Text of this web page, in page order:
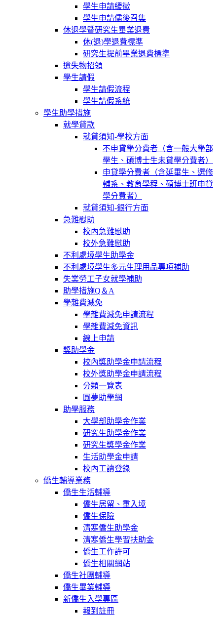
學生申請緩徵
學生申請儘後召集
休退學暨研究生畢業退費
休(退)學退費標準
研究生提前畢業退費標準
遺失物招領
學生請假
學生請假流程
學生請假系統
學生助學措施
就學貸款
就貸須知-學校方面
不申貸學分費者（含一般大學部
學生、碩博士生未貸學分費者）
申貸學分費者（含延畢生、選修
輔系、教育學程、碩博士班申貸
學分費者）
就貸須知-銀行方面
急難慰助
校內急難慰助
校外急難慰助
不利處境學生助學金
不利處境學生多元生理用品專項補助
失業勞工子女就學補助
助學措施Q＆A
學雜費減免
學雜費減免申請流程
學雜費減免資訊
線上申請
獎助學金
校內獎助學金申請流程
校外獎助學金申請流程
分類一覽表
圓夢助學網
助學服務
大學部助學金作業
研究生助學金作業
研究生獎學金作業
生活助學金申請
校內工讀登錄
僑生輔導業務
僑生生活輔導
僑生居留、重入境
僑生保險
清寒僑生助學金
清寒僑生學習扶助金
僑生工作許可
僑生相關網站
僑生社團輔導
僑生畢業輔導
新僑生入學專區
報到註冊